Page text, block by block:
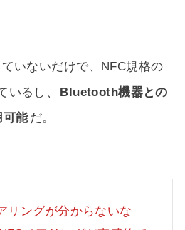
いないだけで、NFC規格の
いるし、
Bluetooth機器との
可能だ。
リングが分からないな